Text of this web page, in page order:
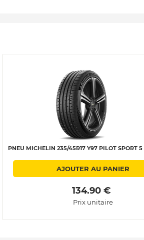
PNEU MICHELIN 235/45R17 Y97 PILOT SPORT
AJOUTER AU PANIER
134.90 €
Prix unitaire